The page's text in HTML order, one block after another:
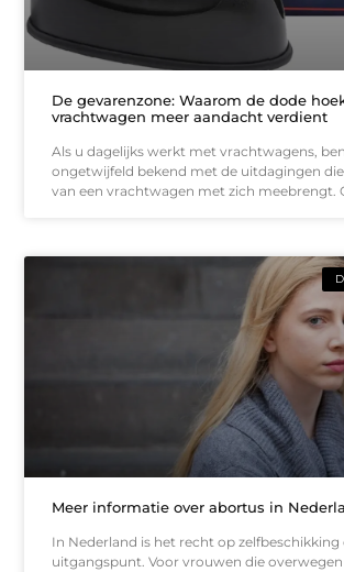
De gevarenzone: Waarom de dode
vrachtwagen meer aandacht verdient
Als u dagelijks werkt met vrachtwagens,
ongetwijfeld bekend met de uitdagingen
van een vrachtwagen met zich meebrengt.
Meer informatie over abortus in
In Nederland is het recht op zelfbeschikking
uitgangspunt. Voor vrouwen die